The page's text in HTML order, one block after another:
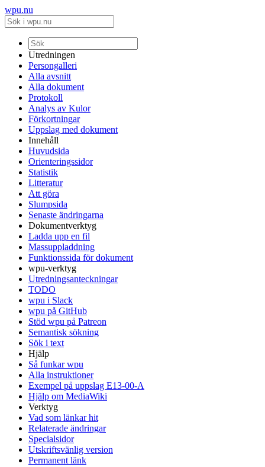
wpu.nu
Utredningen
Persongalleri
Alla avsnitt
Alla dokument
Protokoll
Analys av Kulor
Förkortningar
Uppslag med dokument
Innehåll
Huvudsida
Orienteringssidor
Statistik
Litteratur
Att göra
Slumpsida
Senaste ändringarna
Dokumentverktyg
Ladda upp en fil
Massuppladdning
Funktionssida för dokument
wpu-verktyg
Utredningsanteckningar
TODO
wpu i Slack
wpu på GitHub
Stöd wpu på Patreon
Semantisk sökning
Sök i text
Hjälp
Så funkar wpu
Alla instruktioner
Exempel på uppslag E13-00-A
Hjälp om MediaWiki
Verktyg
Vad som länkar hit
Relaterade ändringar
Specialsidor
Utskriftsvänlig version
Permanent länk